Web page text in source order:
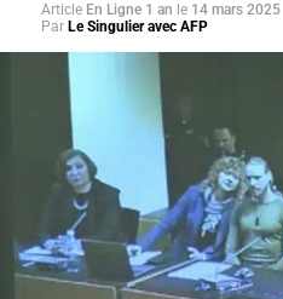
Article En Ligne 1 an le 14 mars 2025
Par Le Singulier avec AFP